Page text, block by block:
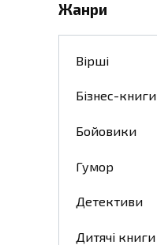
Жанри
Вірші
Бізнес-книги
Бойовики
Гумор
Детективи
Дитячі книги